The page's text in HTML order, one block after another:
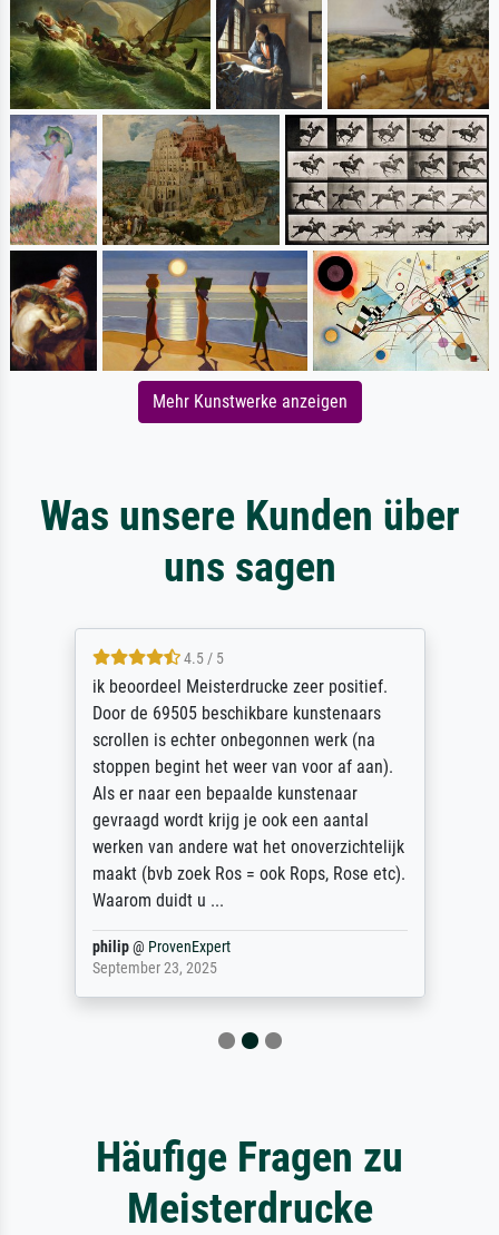
Mehr Kunstwerke anzeigen
Was unsere Kunden über
uns sagen
4.5 / 5
ik beoordeel Meisterdrucke zeer positief.
Door de 69505 beschikbare kunstenaars
scrollen is echter onbegonnen werk (na
stoppen begint het weer van voor af aan).
Als er naar een bepaalde kunstenaar
gevraagd wordt krijg je ook een aantal
werken van andere wat het onoverzichtelijk
maakt (bvb zoek Ros = ook Rops, Rose etc).
Waarom duidt u ...
philip@ ProvenExpert
September 23, 2025
Häufige Fragen zu
Meisterdrucke